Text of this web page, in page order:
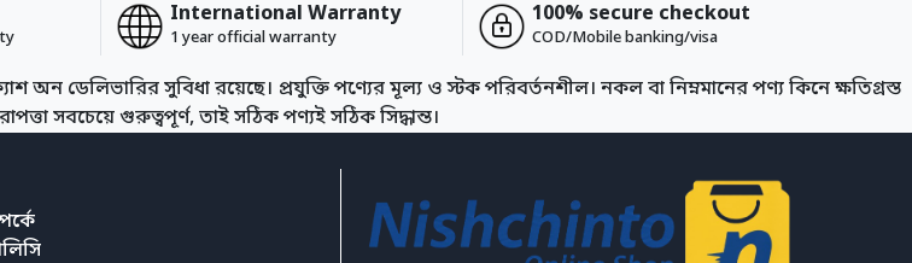
International Warranty
1 year official warranty
100% secure checkout
COD/Mobile banking/visa
অন ডেলিভারির সুবিধা রয়েছে। প্রযুক্তি পণ্যের মূল্য ও স্টক পরিবর্তনশীল। নকল বা নিম্নমানের পণ্য কিনে ক্ষতিগ্রস্ত
সবচেয়ে গুরুত্বপূর্ণ, তাই সঠিক পণ্যই সঠিক সিদ্ধান্ত।